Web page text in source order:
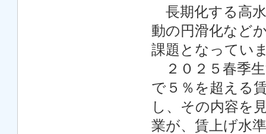
長期化する高
動の円滑化など
課題となってい
２０２５春季
で５％を超える
し、その内容を
業が、賃上げ水